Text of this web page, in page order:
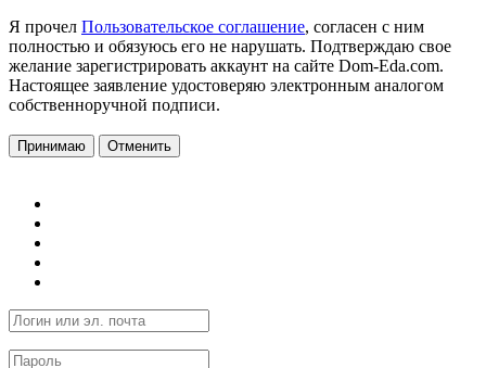
Я прочел Пользовательское соглашение, согласен с ним
полностью и обязуюсь его не нарушать. Подтверждаю свое
желание зарегистрировать аккаунт на сайте Dom-Eda.com.
Настоящее заявление удостоверяю электронным аналогом
собственноручной подписи.
Принимаю Отменить